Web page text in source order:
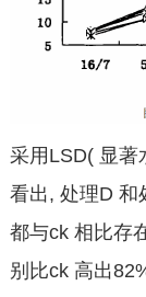
采用LSD( 显著
看出, 处理D 和
都与ck 相比存
别比ck 高出